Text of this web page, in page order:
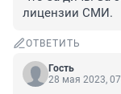
лицензии СМИ.
ОТВЕТИТЬ
Гость
28 мая 2023,